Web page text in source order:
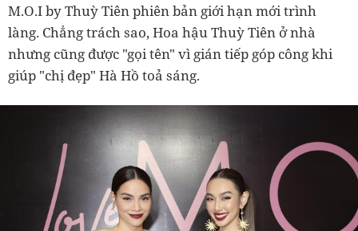
M.O.I by Thuỳ Tiên phiên bản giới hạn mới trình
làng. Chẳng trách sao, Hoa hậu Thuỳ Tiên ở nhà
nhưng cũng được "gọi tên" vì gián tiếp góp công khi
giúp "chị đẹp" Hà Hồ toả sáng.